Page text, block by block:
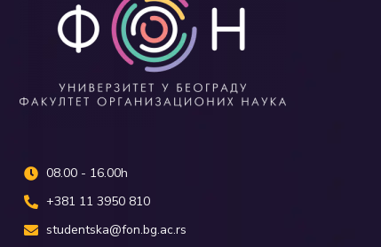
08.00 - 16.00h
+381 11 3950 810
studentska@fon.bg.ac.rs